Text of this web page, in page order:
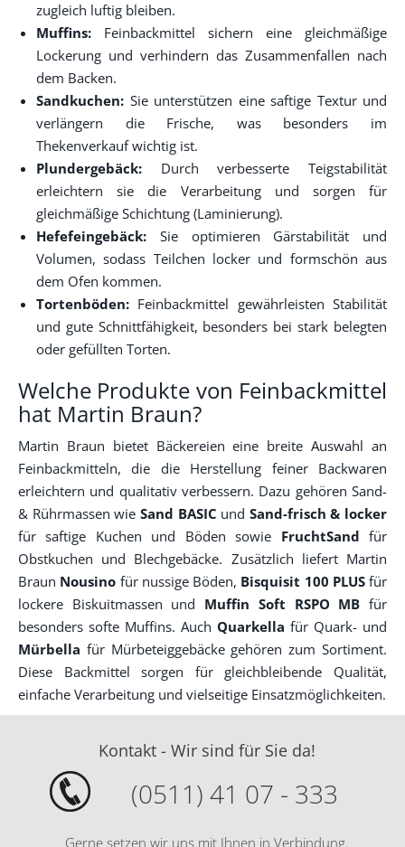
zugleich luftig bleiben.
Muffins: Feinbackmittel sichern eine gleichmäßige
Lockerung und verhindern das Zusammenfallen nach
dem Backen.
Sandkuchen: Sie unterstützen eine saftige Textur und
verlängern die Frische, was besonders im
Thekenverkauf wichtig ist.
Plundergebäck: Durch verbesserte Teigstabilität
erleichtern sie die Verarbeitung und sorgen für
gleichmäßige Schichtung (Laminierung).
Hefefeingebäck: Sie optimieren Gärstabilität und
Volumen, sodass Teilchen locker und formschön aus
dem Ofen kommen.
Tortenböden: Feinbackmittel gewährleisten Stabilität
und gute Schnittfähigkeit, besonders bei stark belegten
oder gefüllten Torten.
Welche Produkte von Feinbackmittel
hat Martin Braun?
Martin Braun bietet Bäckereien eine breite Auswahl an
Feinbackmitteln, die die Herstellung feiner Backwaren
erleichtern und qualitativ verbessern. Dazu gehören Sand-
& Rührmassen wie Sand BASIC und Sand-frisch & locker
für saftige Kuchen und Böden sowie FruchtSand für
Obstkuchen und Blechgebäcke. Zusätzlich liefert Martin
Braun Nousino für nussige Böden, Bisquisit 100 PLUSfür
lockere Biskuitmassen und Muffin Soft RSPO MB für
besonders softe Muffins. Auch Quarkella für Quark- und
Mürbella für Mürbeteiggebäcke gehören zum Sortiment.
Diese Backmittel sorgen für gleichbleibende Qualität,
einfache Verarbeitung und vielseitige Einsatzmöglichkeiten.
Kontakt - Wir sind für Sie da!
(0511) 41 07 - 333
Gerne setzen wir uns mit Ihnen in Verbindung.